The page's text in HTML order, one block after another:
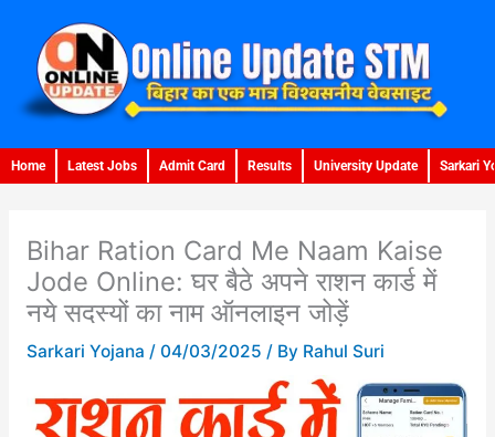
content
Home Latest Jobs Admit Card Results University Update Sarkari
Bihar Ration Card Me Naam Kaise
Jode Online: घर बैठे अपने राशन कार्ड में
नये सदस्यों का नाम ऑनलाइन जोड़ें
Sarkari Yojana / 04/03/2025 / By Rahul Suri